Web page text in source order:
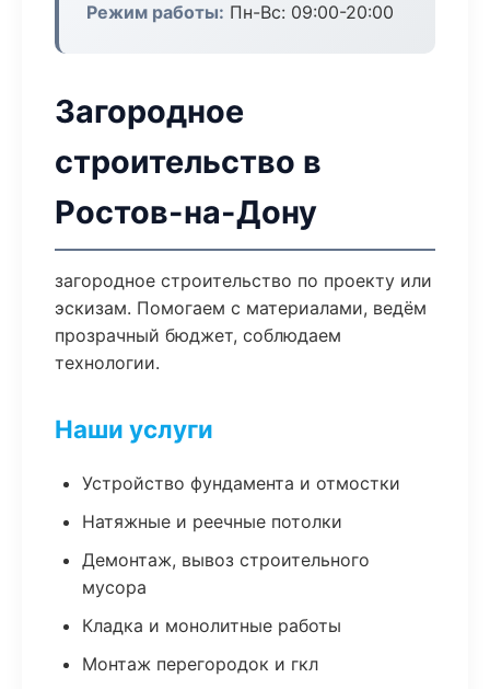
Режим работы: Пн-Вс: 09:00-20:00
Загородное
строительство в
Ростов-на-Дону
загородное строительство по проекту или
эскизам. Помогаем с материалами, ведём
прозрачный бюджет, соблюдаем
технологии.
Наши услуги
Устройство фундамента и отмостки
Натяжные и реечные потолки
Демонтаж, вывоз строительного
мусора
Кладка и монолитные работы
Монтаж перегородок и гкл